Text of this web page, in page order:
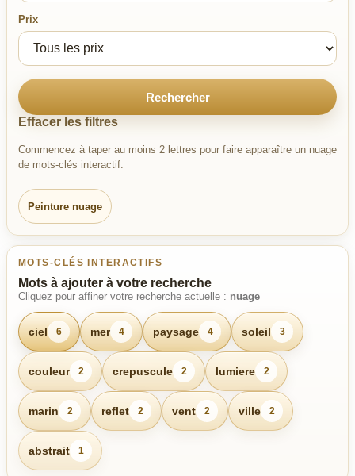
Prix
Rechercher
Effacer les filtres
Commencez à taper au moins 2 lettres pour faire apparaître un nuage
de mots-clés interactif.
Peinture nuage
MOTS-CLÉS INTERACTIFS
Mots à ajouter à votre recherche
Cliquez pour affiner votre recherche actuelle : nuage
ciel 6 mer 4 paysage 4 soleil 3
couleur 2 crepuscule 2 lumiere 2
marin 2 reflet 2 vent 2 ville 2
abstrait 1